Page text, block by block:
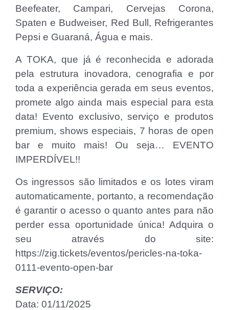
Beefeater, Campari, Cervejas Corona,
Spaten e Budweiser, Red Bull, Refrigerantes
Pepsi e Guaraná, Água e mais.
A TOKA, que já é reconhecida e adorada
pela estrutura inovadora, cenografia e por
toda a experiência gerada em seus eventos,
promete algo ainda mais especial para esta
data! Evento exclusivo, serviço e produtos
premium, shows especiais, 7 horas de open
bar e muito mais! Ou seja… EVENTO
IMPERDÍVEL!!
Os ingressos são limitados e os lotes viram
automaticamente, portanto, a recomendação
é garantir o acesso o quanto antes para não
perder essa oportunidade única! Adquira o
seu através do site:
https://zig.tickets/eventos/pericles-na-toka-
0111-evento-open-bar
SERVIÇO:
Data: 01/11/2025